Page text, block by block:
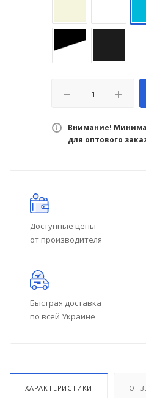
Внимание!
для оптового
Доступные цены
от производителя
Быстрая доставка
по всей Украине
ХАРАКТЕРИСТИКИ